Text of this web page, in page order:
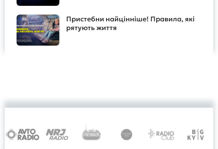
Пристебни найцінніше! Правила, які
рятують життя